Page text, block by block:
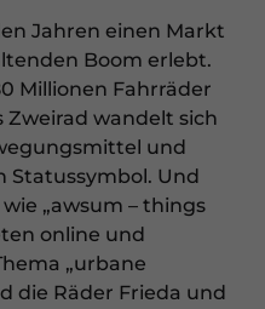
Jahren einen Markt
Boom erlebt.
Millionen Fahrräder
Zweirad wandelt sich
und
Statussymbol. Und
„awsum – things
online und
„urbane
die Räder Frieda und